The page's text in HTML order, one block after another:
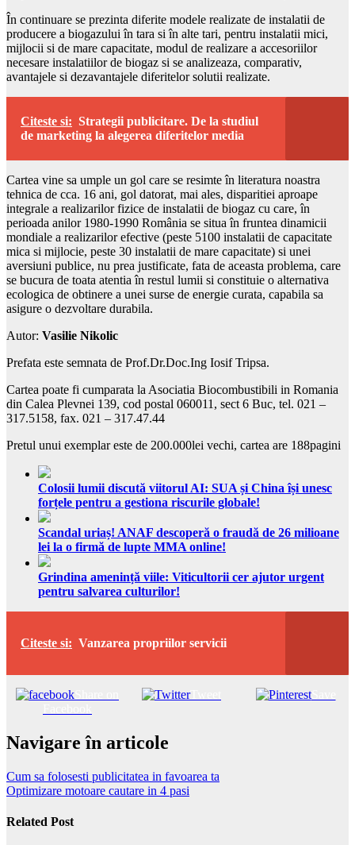
În continuare se prezinta diferite modele realizate de instalatii de
producere a biogazului în tara si în alte tari, pentru instalatii mici,
mijlocii si de mare capacitate, modul de realizare a accesoriilor
necesare instalatiilor de biogaz si se analizeaza, comparativ,
avantajele si dezavantajele diferitelor solutii realizate.
Citeste si: Strategii publicitare. De la studiul
de marketing la alegerea diferitelor media
Cartea vine sa umple un gol care se resimte în literatura noastra
tehnica de cca. 16 ani, gol datorat, mai ales, disparitiei aproape
integrale a realizarilor fizice de instalatii de biogaz cu care, în
perioada anilor 1980-1990 România se situa în fruntea dinamicii
mondiale a realizarilor efective (peste 5100 instalatii de capacitate
mica si mijlocie, peste 30 instalatii de mare capacitate) si unei
aversiuni publice, nu prea justificate, fata de aceasta problema, care
se bucura de toata atentia în restul lumii si constituie o alternativa
ecologica de obtinere a unei surse de energie curata, capabila sa
asigure o dezvoltare durabila.
Autor: Vasilie Nikolic
Prefata este semnata de Prof.Dr.Doc.Ing Iosif Tripsa.
Cartea poate fi cumparata la Asociatia Biocombustibili in Romania
din Calea Plevnei 139, cod postal 060011, sect 6 Buc, tel. 021 –
317.5158, fax. 021 – 317.47.44
Pretul unui exemplar este de 200.000lei vechi, cartea are 188pagini
Colosii lumii discută viitorul AI: SUA și China își unesc
forțele pentru a gestiona riscurile globale!
Scandal uriaș! ANAF descoperă o fraudă de 26 milioane
lei la o firmă de lupte MMA online!
Grindina amenință viile: Viticultorii cer ajutor urgent
pentru salvarea culturilor!
Citeste si: Vanzarea propriilor servicii
Tweet Save
Navigare în articole
Cum sa folosesti publicitatea in favoarea ta
Optimizare motoare cautare in 4 pasi
Related Post